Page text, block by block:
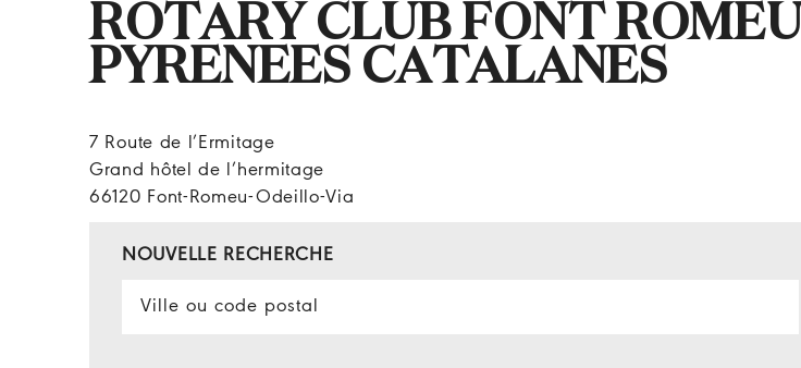
ROTARY CLUB FONT ROMEU
PYRENEES CATALANES
7 Route de l’Ermitage
Grand hôtel de l’hermitage
66120 Font-Romeu-Odeillo-Via
NOUVELLE RECHERCHE